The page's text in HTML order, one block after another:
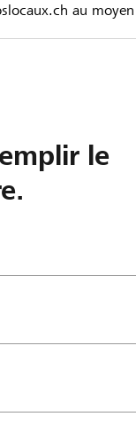
au
le